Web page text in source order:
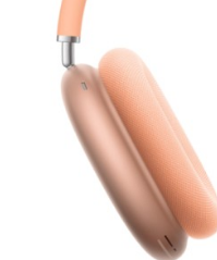
Оплата
Доставка
Самовывоз
Trade-In